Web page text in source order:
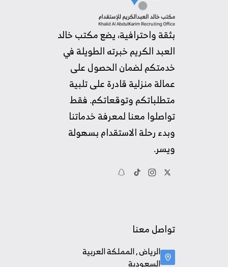
بثقة واحترافية، يضع مكتب خالد
العبد الكريم خبرته الطويلة في
خدمتكم لضمان الحصول على
عمالة منزلية قادرة على تلبية
متطلباتكم وتوقعاتكم. فقط
تواصلوا معنا لمعرفة خدماتنا
وبدء رحلة الاستقدام بسهولة
ويسر.
تواصل معنا
الرياض , المملكة العربية
السعودية